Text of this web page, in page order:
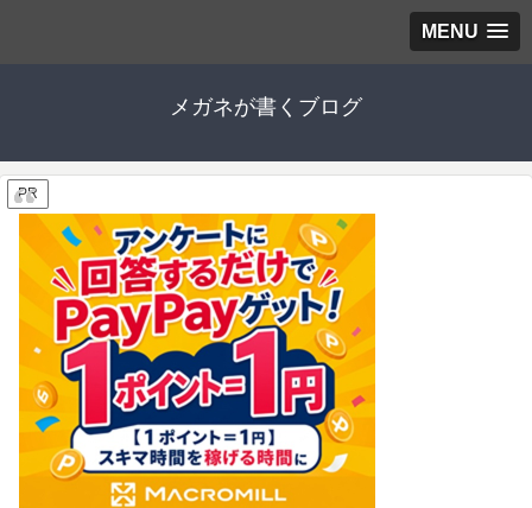
MENU
メガネが書くブログ
PR